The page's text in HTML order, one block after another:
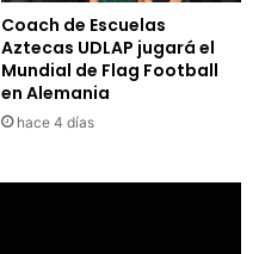
Coach de Escuelas
Aztecas UDLAP jugará el
Mundial de Flag Football
en Alemania
hace 4 días